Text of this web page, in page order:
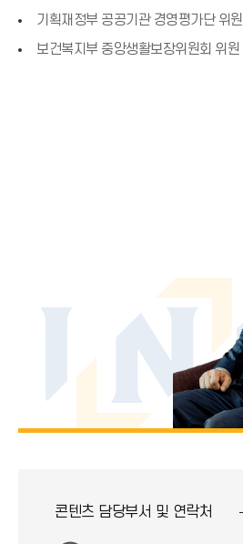
기획재정부 공공기관 경영평가단 위원
보건복지부 중앙생활보장위원회 위원
콘텐츠 담당부서 및 연락처